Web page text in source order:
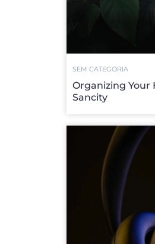
SEM CATEGORIA
Organizing Your
Sancity